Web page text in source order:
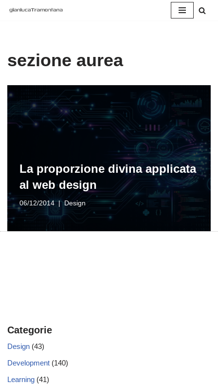
sezione aurea
La proporzione divina applicata
al web design
06/12/2014 Design
Categorie
Design (43)
Development (140)
Learning (41)